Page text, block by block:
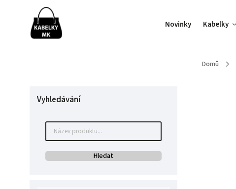
Novinky Kabelky
Domů /
Vyhledávání
Hledat